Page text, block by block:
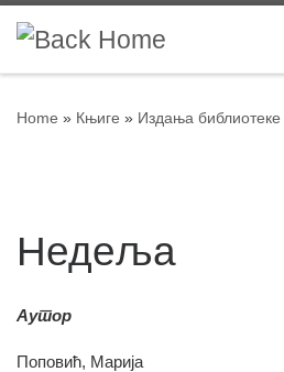
Skip to content
Home » Књиге » Издања библиотеке
Недеља
Аутор
Поповић, Марија